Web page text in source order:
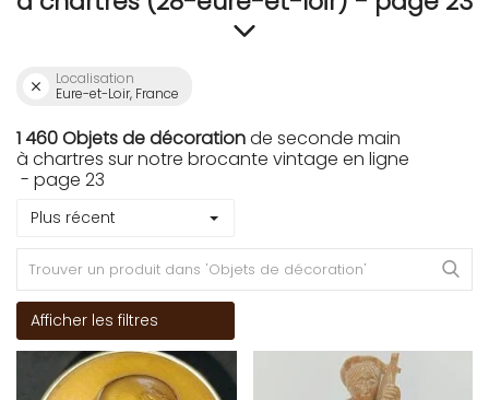
Localisation
Eure-et-Loir, France
1 460 Objets de décorationde seconde main
à chartres sur notre brocante vintage en ligne
- page 23
Plus récent
Afficher les filtres